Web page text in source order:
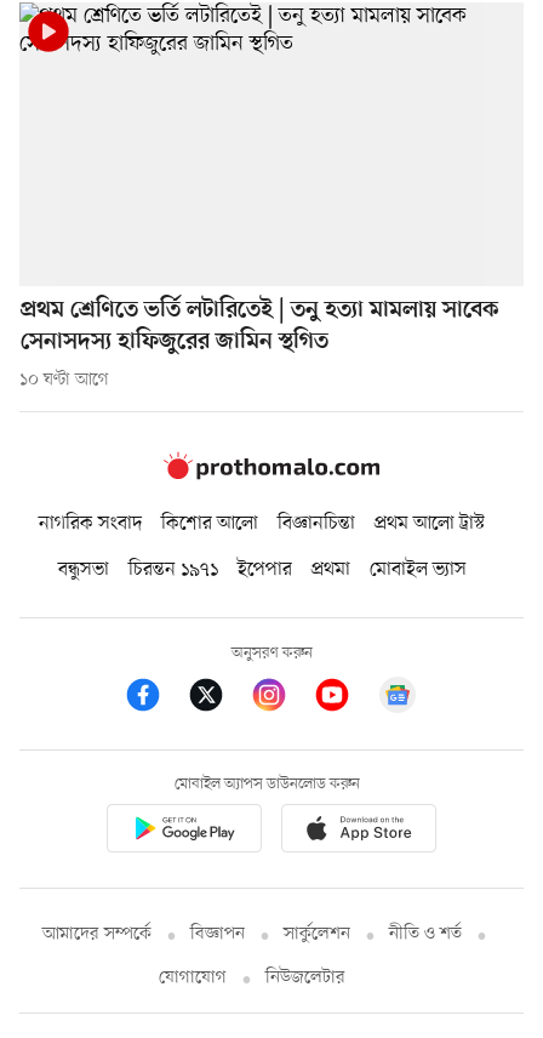
প্রথম শ্রেণিতে ভর্তি লটারিতেই | তনু হত্যা মামলায় সাবেক
সেনাসদস্য হাফিজুরের জামিন স্থগিত
১০ ঘণ্টা আগে
নাগরিক সংবাদ কিশোর আলো বিজ্ঞানচিন্তা
প্রথম আলো ট্রাস্ট
বন্ধুসভা
চিরন্তন ১৯৭১ ইপেপার প্রথমা মোবাইল ভ্যাস
অনুসরণ করুন
মোবাইল অ্যাপস ডাউনলোড করুন
আমাদের সম্পর্কে বিজ্ঞাপন সার্কুলেশন
নীতি ও শর্ত
যোগাযোগ
নিউজলেটার